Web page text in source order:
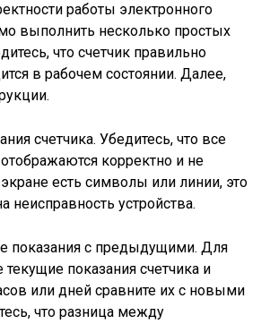
работы электронного
выполнить несколько простых
что счетчик правильно
в рабочем состоянии. Далее,
счетчика. Убедитесь, что все
корректно и не
есть символы или линии, это
неисправность устройства.
показания с предыдущими. Для
текущие показания счетчика и
или дней сравните их с новыми
что разница между